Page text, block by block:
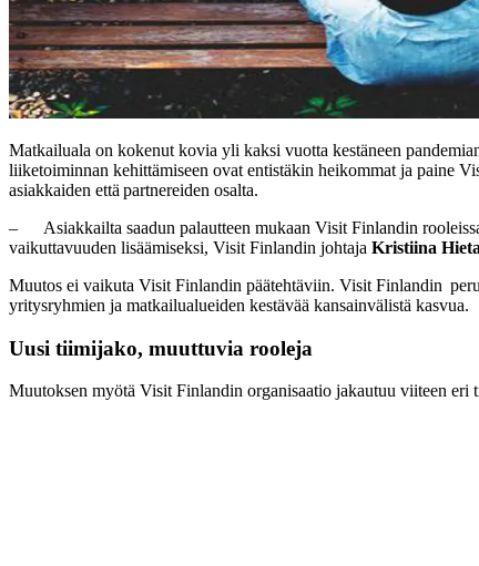
Matkailuala on kokenut kovia yli kaksi vuotta kestäneen
liiketoiminnan kehittämiseen ovat entistäkin heikommat ja paine
asiakkaiden että partnereiden osalta.
– Asiakkailta saadun palautteen mukaan Visit Finlandin
vaikuttavuuden lisäämiseksi, Visit Finlandin johtaja Kristiina
Muutos ei vaikuta Visit Finlandin päätehtäviin. Visit Finlandin
yritysryhmien ja matkailualueiden kestävää kansainvälistä kasvua.
Uusi tiimijako, muuttuvia rooleja
Muutoksen myötä Visit Finlandin organisaatio jakautuu viiteen